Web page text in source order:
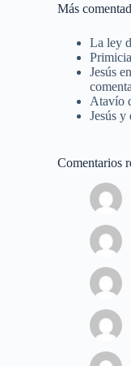
Más
La ley
Jesús
Atavío
Jesús y
Comentarios